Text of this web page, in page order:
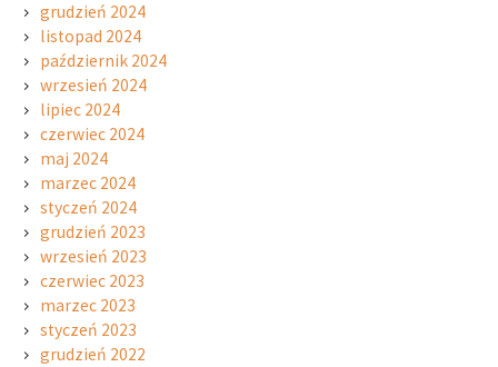
grudzień 2024
listopad 2024
październik 2024
wrzesień 2024
lipiec 2024
czerwiec 2024
maj 2024
marzec 2024
styczeń 2024
grudzień 2023
wrzesień 2023
czerwiec 2023
marzec 2023
styczeń 2023
grudzień 2022